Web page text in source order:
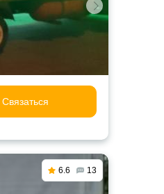
Связаться
6.6 13